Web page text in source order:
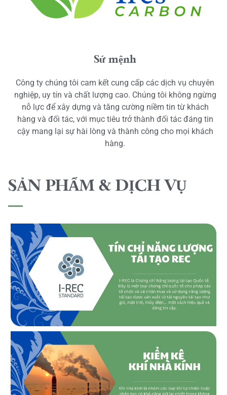
Sứ mệnh
Công ty chúng tôi cam kết cung cấp các dịch vụ chuyên
nghiệp, uy tín và chất lượng cao. Chúng tôi không ngừng
nỗ lực để xây dựng và tăng cường niềm tin từ khách
hàng và đối tác, với mục tiêu trở thành đối tác đáng tin
cậy mang lại sự hài lòng và thành công cho mọi khách
hàng.
SẢN PHẨM & DỊCH VỤ